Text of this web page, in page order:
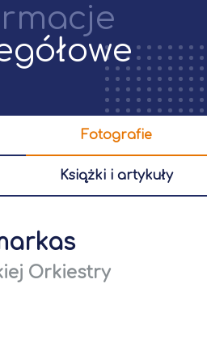
fotografie
książki i artykuły
Orkiestry